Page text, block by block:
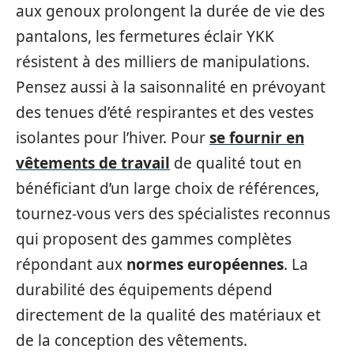
aux genoux prolongent la durée de vie des
pantalons, les fermetures éclair YKK
résistent à des milliers de manipulations.
Pensez aussi à la saisonnalité en prévoyant
des tenues d’été respirantes et des vestes
isolantes pour l’hiver. Pourse fournir en
vêtements de travail de qualité tout en
bénéficiant d’un large choix de références,
tournez-vous vers des spécialistes reconnus
qui proposent des gammes complètes
répondant aux normes européennes. La
durabilité des équipements dépend
directement de la qualité des matériaux et
de la conception des vêtements.